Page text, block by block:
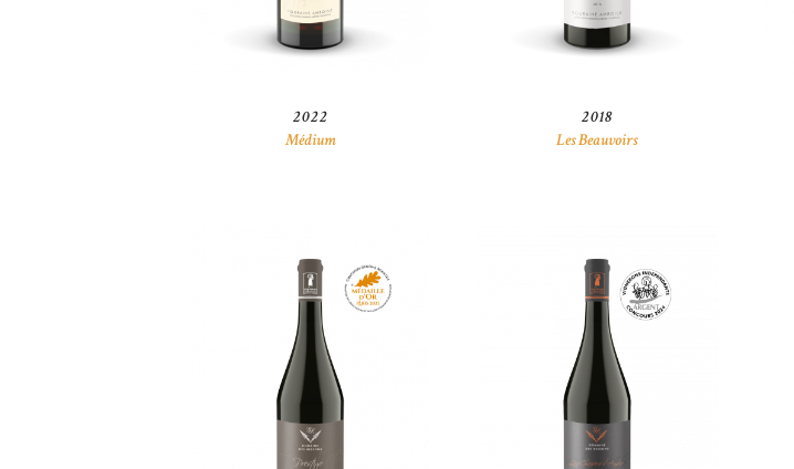
2022
Médium
2018
Les Beauvoirs